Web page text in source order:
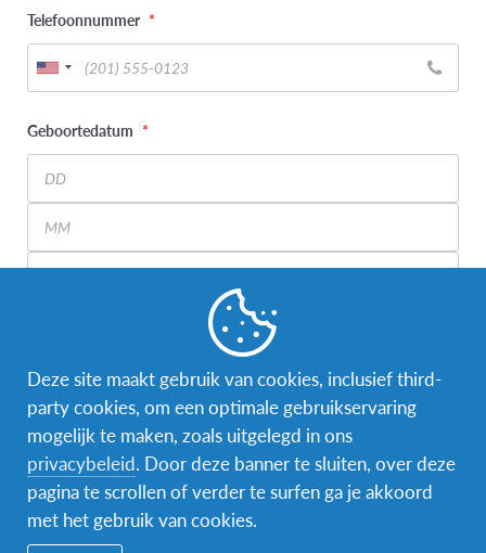
Telefoonnummer *
Geboortedatum *
Day
Month
Wat is uw genderidentiteit? (kandidaat-deelnemer)
Naam van de voogd/ouder *
Voornaam
Deze site maakt gebruik van cookies, inclusief third-
party cookies, om een optimale gebruikservaring
mogelijk te maken, zoals uitgelegd in ons
privacybeleid. Door deze banner te sluiten, over deze
pagina te scrollen of verder te surfen ga je akkoord
met het gebruik van cookies.